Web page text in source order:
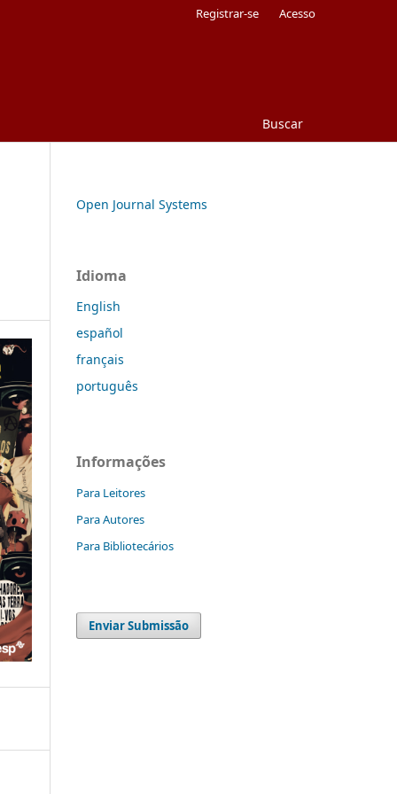
Buscar
Registrar-se Acesso
Open Journal Systems
Idioma
English
español
français
português
Informações
Para Leitores
Para Autores
Para Bibliotecários
Enviar Submissão